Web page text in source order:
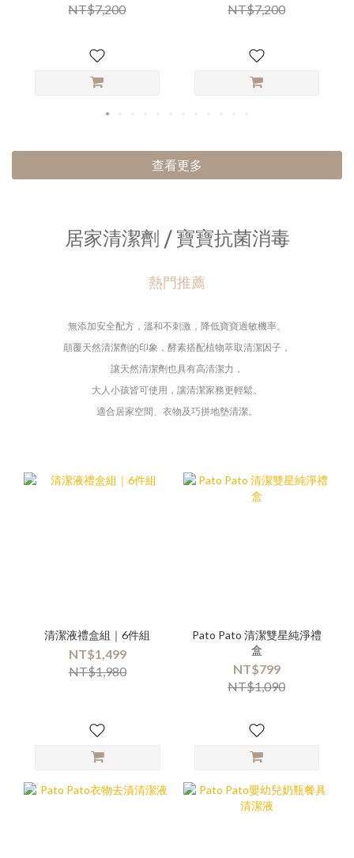
NT$7,200
NT$7,200
查看更多
居家清潔劑 / 寶寶抗菌消毒
熱門推薦
無添加安全配方， 溫和不刺激，降低寶寶過敏機率。
顛覆天然清潔劑的印象，酵素搭配植物萃取清潔因子，
讓天然清潔劑也具有高清潔力，
大人小孩皆可使用， 讓清潔家務更輕鬆。
適合居家空間、衣物及巧拼地墊清潔。
清潔液禮盒組｜6件組
NT$1,499
NT$1,980
Pato Pato 清潔雙星純淨禮
盒
NT$799
NT$1,090